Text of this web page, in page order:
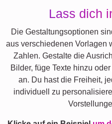
Lass dich
Die Gestaltungsoptionen
aus verschiedenen Vorlagen
Zahlen. Gestalte die
Bilder, füge Texte hinzu
an. Du hast die Freiheit,
individuell zu